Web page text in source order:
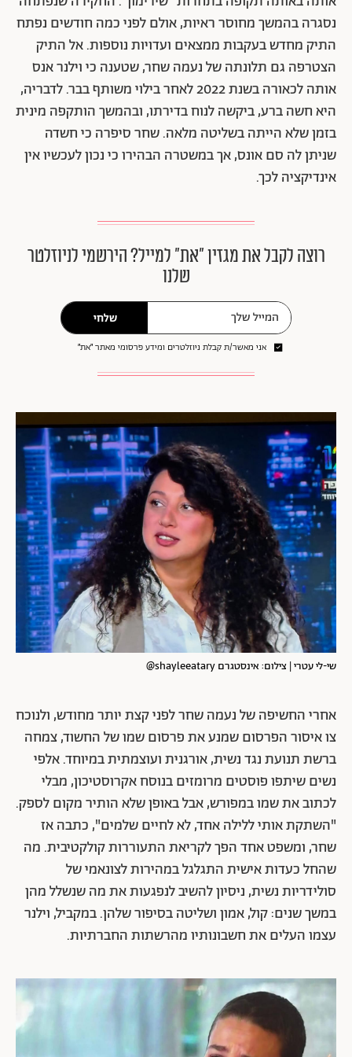
נסגרה בהמשך מחוסר ראיות, אולם לפני כמה חודשים נפתח
התיק מחדש בעקבות ממצאים ועדויות נוספות. אל התיק
הצטרפה גם תלונתה של נעמה שחר, שטענה כי וילנר אנס
אותה לכאורה בשנת 2022 לאחר בילוי משותף בבר. לדבריה,
היא חשה ברע, ביקשה לנוח בדירתו, ובהמשך הותקפה מינית
בזמן שלא הייתה בשליטה מלאה. שחר סיפרה כי חשדה
שניתן לה סם אונס, אך במשטרה הבהירו כי נכון לעכשיו אין
אינדיקציה לכך.
רוצה לקבל את מגזין ״את״ למייל? הירשמי לניוזלטר
שלנו
שלחי
אני מאשר/ת קבלת ניוזלטרים ומידע פרסומי מאתר ״את״
שי-לי עטרי | צילום: אינסטגרם shayleeatary@
אחרי החשיפה של נעמה שחר לפני קצת יותר מחודש, ולנוכח
צו איסור הפרסום שמנע את פרסום שמו של החשוד, צמחה
ברשת תנועת נגד נשית, אורגנית ועוצמתית במיוחד. אלפי
נשים שיתפו פוסטים מרומזים בנוסח אקרוסטיכון, מבלי
לכתוב את שמו במפורש, אבל באופן שלא הותיר מקום לספק.
"השתקת אותי ללילה אחד, לא לחיים שלמים", כתבה אז
שחר, ומשפט אחד הפך לקריאת התעוררות קולקטיבית. מה
שהחל כעדות אישית התגלגל במהירות לצונאמי של
סולידריות נשית, ניסיון להשיב לנפגעות את מה שנשלל מהן
במשך שנים: קול, אמון ושליטה בסיפור שלהן. במקביל, וילנר
עצמו העלים את חשבונותיו מהרשתות החברתיות.